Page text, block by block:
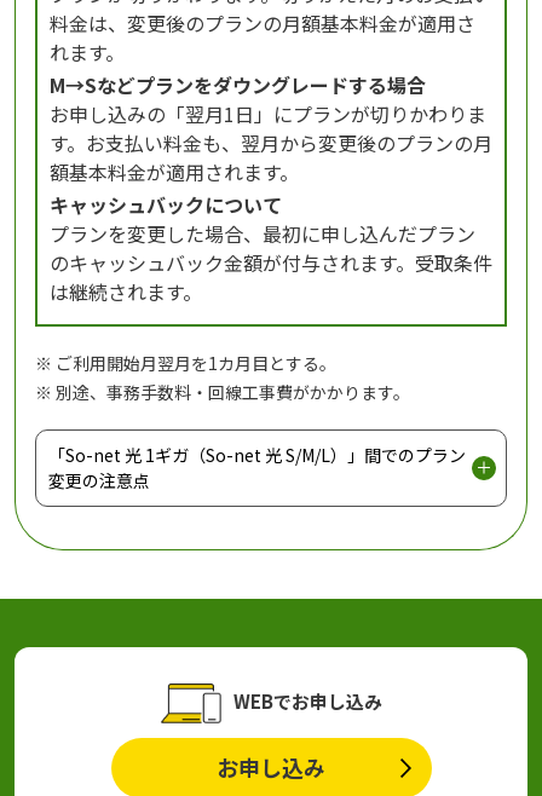
料金は、変更後のプランの月額基本料金が適用さ
れます。
M→Sなどプランをダウングレードする場合
お申し込みの「翌月1日」にプランが切りかわりま
す。お支払い料金も、翌月から変更後のプランの月
額基本料金が適用されます。
キャッシュバックについて
プランを変更した場合、最初に申し込んだプラン
のキャッシュバック金額が付与されます。受取条件
は継続されます。
※ ご利用開始月翌月を1カ月目とする。
※ 別途、事務手数料・回線工事費がかかります。
「So-net 光 1ギガ（So-net 光 S/M/L）」間でのプラン
変更の注意点
WEBでお申し込み
お申し込み